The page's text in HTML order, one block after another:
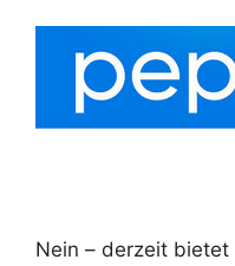
Nein – derzeit bietet